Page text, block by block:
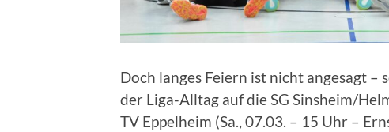
Doch langes Feiern ist nicht angesagt –
der Liga-Alltag auf die SG Sinsheim/
TV Eppelheim (Sa., 07.03. – 15 Uhr –